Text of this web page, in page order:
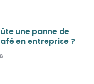
une panne de
en entreprise ?